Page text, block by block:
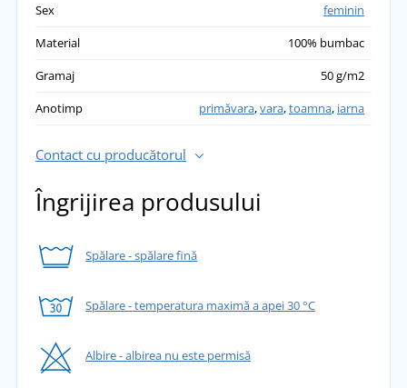
Sex
feminin
Material
100% bumbac
Gramaj
50 g/m2
Anotimp
primăvara,vara,toamna, iarna
Contact cu producătorul
Îngrijirea produsului
Spălare - spălare fină
Spălare - temperatura maximă a apei 30 °C
Albire - albirea nu este permisă